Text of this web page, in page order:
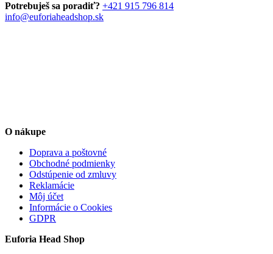
Potrebuješ sa poradiť? +421 915 796 814
info@euforiaheadshop.sk
O nákupe
Doprava a poštovné
Obchodné podmienky
Odstúpenie od zmluvy
Reklamácie
Môj účet
Informácie o Cookies
GDPR
Euforia Head Shop